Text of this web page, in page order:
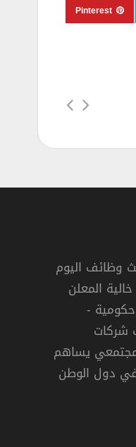
Pinterest
وظائف اليوم
المعلن
-
شركات
يساهم
دول الوطن